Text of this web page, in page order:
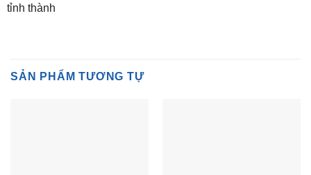
tỉnh thành
SẢN PHẨM TƯƠNG TỰ